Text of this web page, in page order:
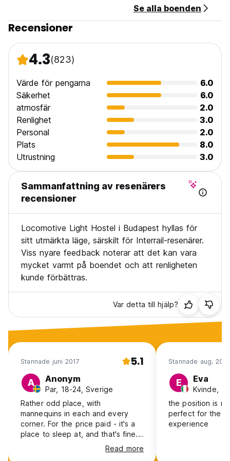
varmvatten.
och m?blerade f?r att g?ra din vistelse rolig och minnesv?
rd.
Vi erbjuder dig billig h?mtning p? flygplatsen, och gratis h?
mtning p? t?gstationerna.
Vi bjuder v?ra g?ster p? en gratis v?lkomstdrink s?som
Palinka, Tokaji eller
Locomotive Coctail.
Locomotive Light Hostel kommer inte att g?ra dig besviken!
V?nligen boka minst 2 n?tter!
Se alla boenden
Recensioner
4.3(823)
Värde för pengarna
6.0
Säkerhet
6.0
atmosfär
2.0
Renlighet
3.0
Personal
2.0
Plats
8.0
Utrustning
3.0
Sammanfattning av resenärers
recensioner
Locomotive Light Hostel i Budapest hyllas för
sitt utmärkta läge, särskilt för Interrail-resenärer.
Viss nyare feedback noterar att det kan vara
mycket varmt på boendet och att renligheten
kunde förbättras.
Var detta till hjälp?
Stannade juni 2017 5.1
A Anonym
Par, 18-24, Sverige
Rather odd place, with
mannequins in each and every
corner. For the price paid - it's a
place to sleep at, and that's fine.
You have what amenities you'd
need, so that's good. Close to the
Read more
Stannade aug.
E Eva
Kvinde,
the position is
perfect for the
experience